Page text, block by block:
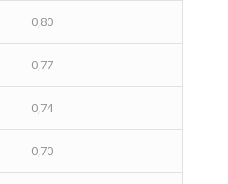
0,80
0,77
0,74
0,70